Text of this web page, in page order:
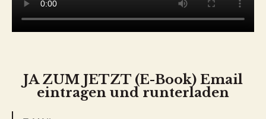
JA ZUM JETZT (E-Book) Email
eintragen und runterladen